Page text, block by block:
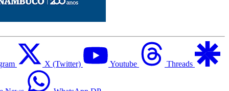
X (Twitter) Youtube Threads